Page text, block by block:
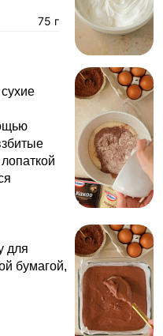
75 г
для
бумагой,